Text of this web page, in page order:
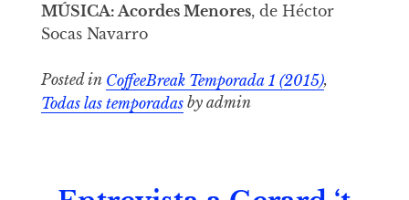
MÚSICA: Acordes Menores, de Héctor
Socas Navarro
Posted in CoffeeBreak Temporada 1 (2015),
Todas las temporadasby admin